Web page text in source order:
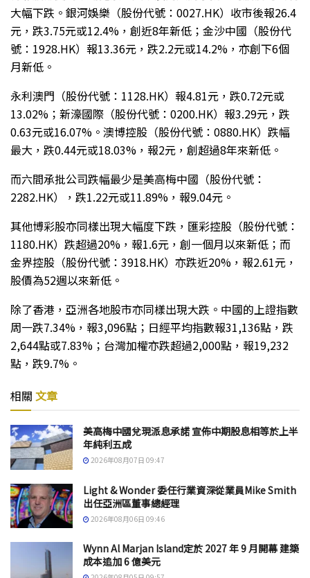
大幅下跌。銀河娛樂（股份代號：0027.HK）收市後報26.4
元，跌3.75元或12.4%，創近8年新低；金沙中國（股份代
號：1928.HK）報13.36元，跌2.2元或14.2%，亦創下6個
月新低。
永利澳門（股份代號：1128.HK）報4.81元，跌0.72元或
13.02%；新濠國際（股份代號：0200.HK）報3.29元，跌
0.63元或16.07%。澳博控股（股份代號：0880.HK）跌幅
最大，跌0.44元或18.03%，報2元，創超過8年來新低。
而六間承批公司跌幅最少是美高梅中國（股份代號：
2282.HK），跌1.22元或11.89%，報9.04元。
其他博彩股亦同樣出現大幅度下跌，匯彩控股（股份代號：
1180.HK）跌超過20%，報1.6元，創一個月以來新低；而
金界控股（股份代號：3918.HK）亦跌近20%，報2.61元，
股價為52週以來新低。
除了香港，亞洲各地股市亦同樣出現大跌。中國的上證指數
周一跌7.34%，報3,096點；日經平均指數報31,136點，跌
2,644點或7.83%；台灣加權亦跌超過2,000點，報19,232
點，跌9.7%。
相關 文章
美高梅中國兌現派息承諾 宣佈中期股息相等於上半
年純利五成
2026年08月07日 09:47
Light & Wonder 委任行業資深從業員Mike Smith
出任亞洲區董事總經理
2026年08月06日 09:46
Wynn Al Marjan Island定於 2027 年 9 月開幕 建築
成本追加 6 億美元